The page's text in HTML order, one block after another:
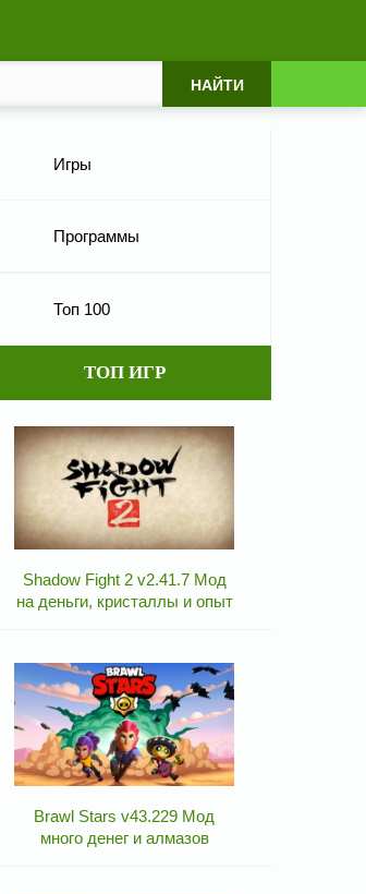
Игры
Программы
Топ 100
ТОП ИГР
Shadow Fight 2 v2.41.7 Мод
на деньги, кристаллы и опыт
Brawl Stars v43.229 Мод
много денег и алмазов